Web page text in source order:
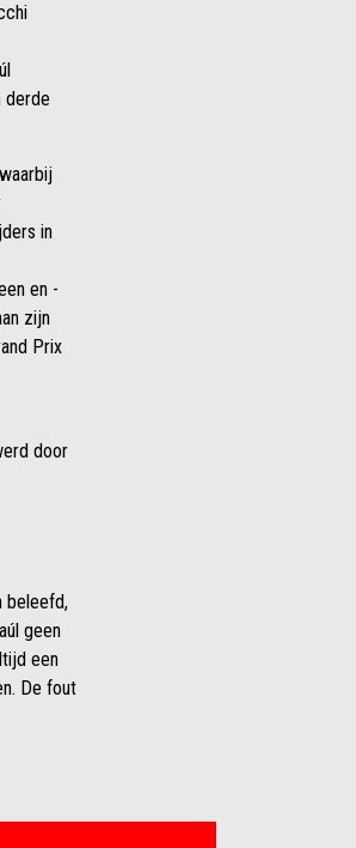
derde
in
en -
zijn
Prix
door
beleefd,
geen
een
De fout